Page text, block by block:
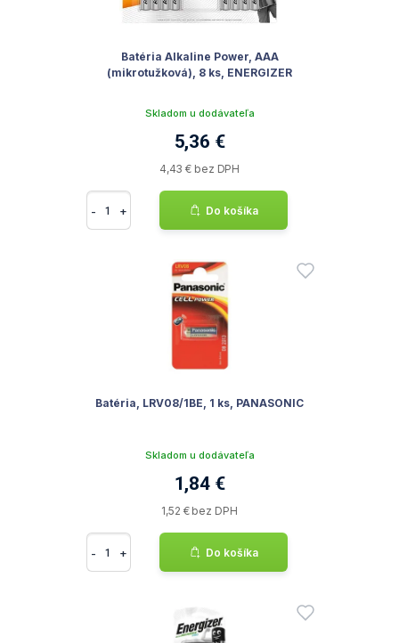
Batéria Alkaline Power, AAA
(mikrotužková), 8 ks, ENERGIZER
Skladom u dodávateľa
5,36 €
4,43 € bez DPH
- + Do košíka
Batéria, LRV08/1BE, 1 ks, PANASONIC
Skladom u dodávateľa
1,84 €
1,52 € bez DPH
- + Do košíka